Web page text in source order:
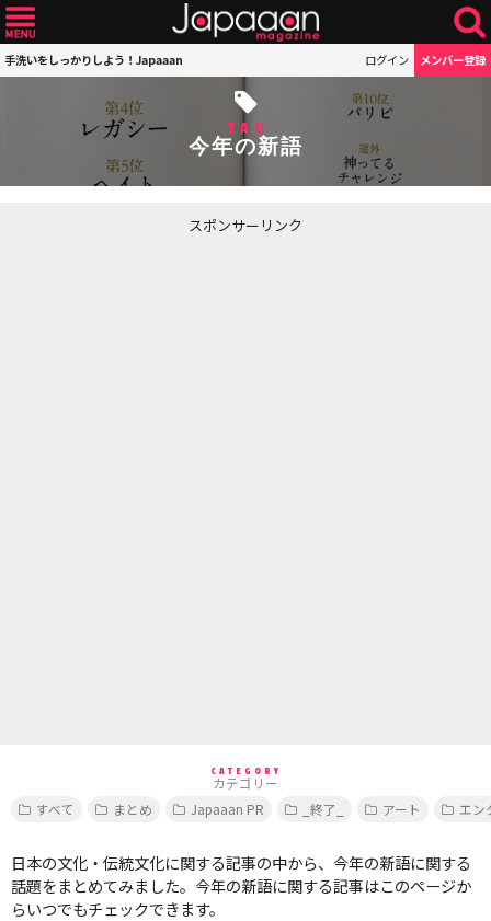
手洗いをしっかりしよう！Japaaan ログイン メンバー登録
TAG
今年の新語
スポンサーリンク
CATEGORY
カテゴリー
すべて
まとめ Japaaan PR _終了_ アート エン
日本の文化・伝統文化に関する記事の中から、今年の新語に関する
話題をまとめてみました。今年の新語に関する記事はこのページか
らいつでもチェックできます。